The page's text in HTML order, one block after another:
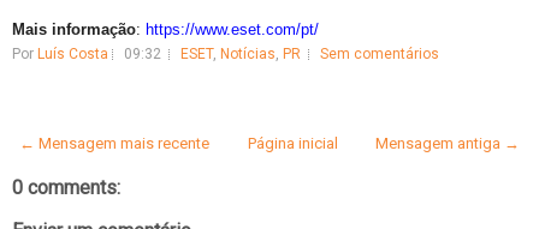
Mais informação: https://www.eset.com/pt/
Por Luís Costa 09:32 ESET, Notícias, PR Sem comentários
← Mensagem mais recente Mensagem antiga →
Página inicial
0 comments: